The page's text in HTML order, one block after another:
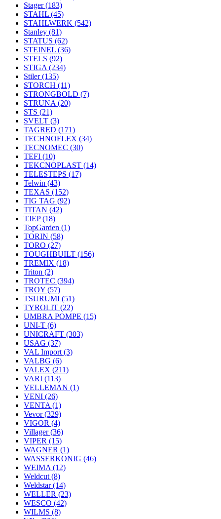
Stager(183)
STAHL (45)
STAHLWERK (542)
Stanley (81)
STATUS (62)
STEINEL (36)
STELS (92)
STIGA (234)
Stiler(135)
STORCH (11)
STRONGBOLD (7)
STRUNA (20)
STS (21)
SVELT (3)
TAGRED (171)
TECHNOFLEX (34)
TECNOMEC (30)
TEFI (10)
TEKCNOPLAST (14)
TELESTEPS (17)
Telwin (43)
TEXAS (152)
TIG TAG (92)
TITAN (42)
TJEP(18)
TopGarden (1)
TORIN (58)
TORO (27)
TOUGHBUILT (156)
TREMIX (18)
Triton (2)
TROTEC (394)
TROY (57)
TSURUMI (51)
TYROLIT (22)
UMBRA POMPE (15)
UNI-T (6)
UNICRAFT (303)
USAG (37)
VAL Import (3)
VALBG (6)
VALEX (211)
VARI (113)
VELLEMAN (1)
VENI (26)
VENTA (1)
Vevor(329)
VIGOR (4)
Villager(36)
VIPER (15)
WAGNER (1)
WASSERKONIG (46)
WEIMA (12)
Weldcut (8)
Weldstar(14)
WELLER (23)
WESCO (42)
WILMS (8)